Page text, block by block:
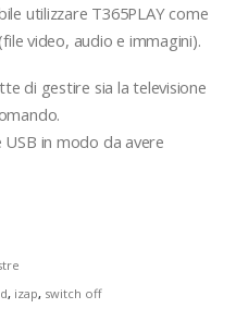
utilizzare T365PLAY come
video, audio e immagini).
di gestire sia la televisione
in modo da avere
, izap, switch off